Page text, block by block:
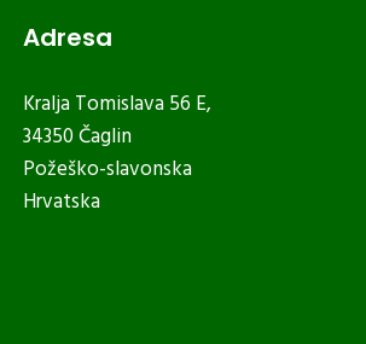
Adresa
Kralja Tomislava 56 E,
34350 Čaglin
Požeško-slavonska
Hrvatska